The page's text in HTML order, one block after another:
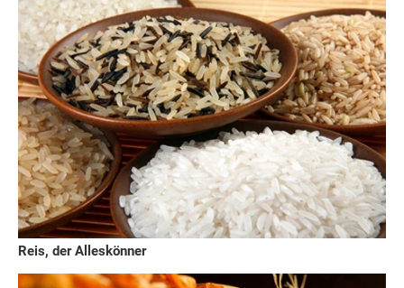
Reis, der Alleskönner